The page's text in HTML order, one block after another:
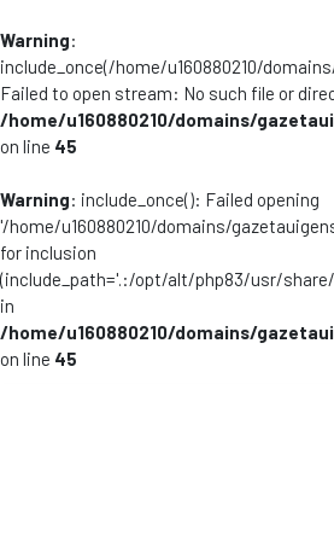
Warning:
include_once(/home/u160880210/
Failed to open stream: No such file or
/home/u160880210/domains/
on line 45
Warning: include_once(): Failed opening
'/home/u160880210/domains/
for inclusion
(include_path='.:/opt/alt/php83/usr/
in
/home/u160880210/domains/
on line 45